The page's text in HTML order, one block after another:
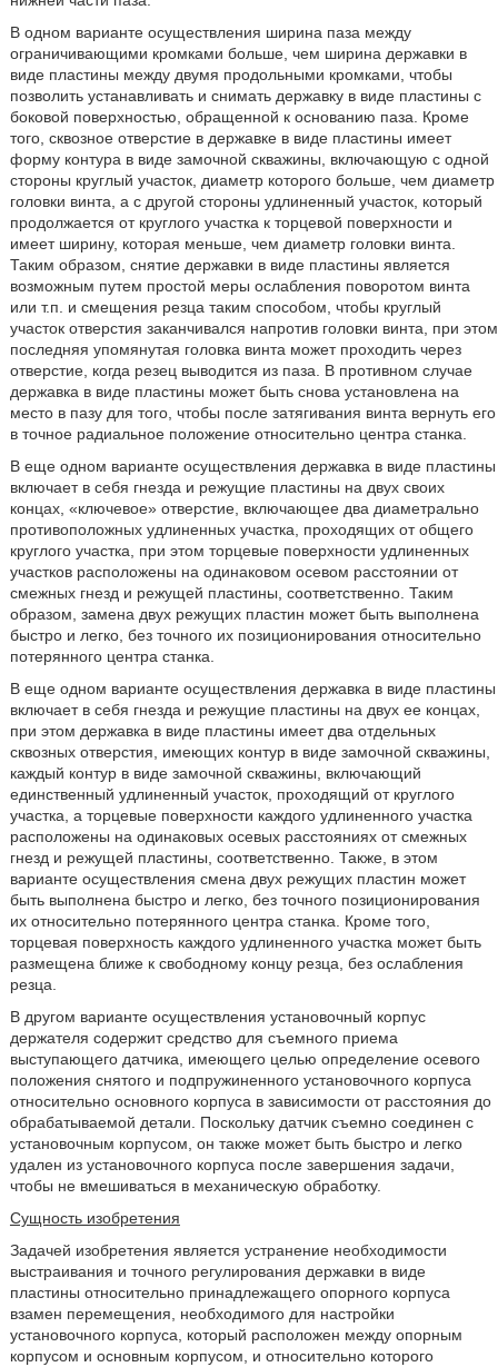
В одном варианте осуществления ширина паза между
ограничивающими кромками больше, чем ширина державки в
виде пластины между двумя продольными кромками, чтобы
позволить устанавливать и снимать державку в виде пластины с
боковой поверхностью, обращенной к основанию паза. Кроме
того, сквозное отверстие в державке в виде пластины имеет
форму контура в виде замочной скважины, включающую с одной
стороны круглый участок, диаметр которого больше, чем диаметр
головки винта, а с другой стороны удлиненный участок, который
продолжается от круглого участка к торцевой поверхности и
имеет ширину, которая меньше, чем диаметр головки винта.
Таким образом, снятие державки в виде пластины является
возможным путем простой меры ослабления поворотом винта
или т.п. и смещения резца таким способом, чтобы круглый
участок отверстия заканчивался напротив головки винта, при этом
последняя упомянутая головка винта может проходить через
отверстие, когда резец выводится из паза. В противном случае
державка в виде пластины может быть снова установлена на
место в пазу для того, чтобы после затягивания винта вернуть его
в точное радиальное положение относительно центра станка.
В еще одном варианте осуществления державка в виде пластины
включает в себя гнезда и режущие пластины на двух своих
концах, «ключевое» отверстие, включающее два диаметрально
противоположных удлиненных участка, проходящих от общего
круглого участка, при этом торцевые поверхности удлиненных
участков расположены на одинаковом осевом расстоянии от
смежных гнезд и режущей пластины, соответственно. Таким
образом, замена двух режущих пластин может быть выполнена
быстро и легко, без точного их позиционирования относительно
потерянного центра станка.
В еще одном варианте осуществления державка в виде пластины
включает в себя гнезда и режущие пластины на двух ее концах,
при этом державка в виде пластины имеет два отдельных
сквозных отверстия, имеющих контур в виде замочной скважины,
каждый контур в виде замочной скважины, включающий
единственный удлиненный участок, проходящий от круглого
участка, а торцевые поверхности каждого удлиненного участка
расположены на одинаковых осевых расстояниях от смежных
гнезд и режущей пластины, соответственно. Также, в этом
варианте осуществления смена двух режущих пластин может
быть выполнена быстро и легко, без точного позиционирования
их относительно потерянного центра станка. Кроме того,
торцевая поверхность каждого удлиненного участка может быть
размещена ближе к свободному концу резца, без ослабления
резца.
В другом варианте осуществления установочный корпус
держателя содержит средство для съемного приема
выступающего датчика, имеющего целью определение осевого
положения снятого и подпружиненного установочного корпуса
относительно основного корпуса в зависимости от расстояния до
обрабатываемой детали. Поскольку датчик съемно соединен с
установочным корпусом, он также может быть быстро и легко
удален из установочного корпуса после завершения задачи,
чтобы не вмешиваться в механическую обработку.
Сущность изобретения
Задачей изобретения является устранение необходимости
выстраивания и точного регулирования державки в виде
пластины относительно принадлежащего опорного корпуса
взамен перемещения, необходимого для настройки
установочного корпуса, который расположен между опорным
корпусом и основным корпусом, и относительно которого